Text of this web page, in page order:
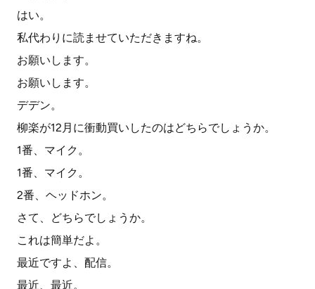
はい。
私代わりに読ませていただきますね。
お願いします。
お願いします。
デデン。
柳楽が12月に衝動買いしたのはどちらでしょうか。
1番、マイク。
1番、マイク。
2番、ヘッドホン。
さて、どちらでしょうか。
これは簡単だよ。
最近ですよ、配信。
最近、最近。